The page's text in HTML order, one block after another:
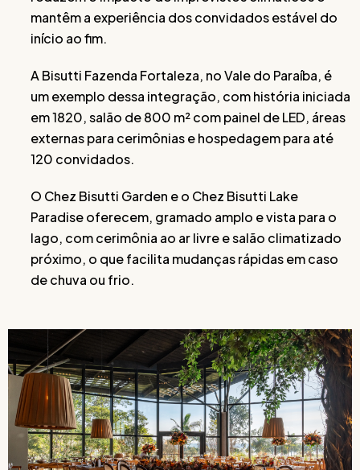
mantêm a experiência dos convidados estável do
início ao fim.
A Bisutti Fazenda Fortaleza, no Vale do Paraíba, é
um exemplo dessa integração, com história iniciada
em 1820, salão de 800 m² com painel de LED, áreas
externas para cerimônias e hospedagem para até
120 convidados.
O Chez Bisutti Garden e o Chez Bisutti Lake
Paradise oferecem, gramado amplo e vista para o
lago, com cerimônia ao ar livre e salão climatizado
próximo, o que facilita mudanças rápidas em caso
de chuva ou frio.